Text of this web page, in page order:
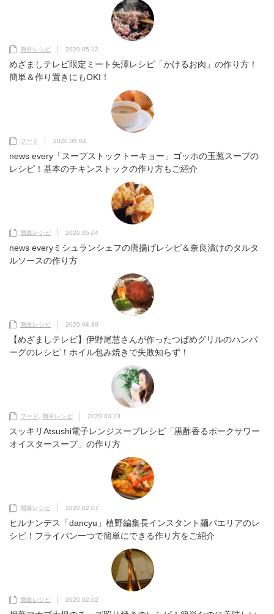
簡単レシピ 2020.05.12
めざましテレビ限定ミート矢澤レシピ「かけるお肉」の作り方！
簡単＆作り置きにもOKI！
フード 2020.05.04
news every「スープストックトーキョー」ゴッホの玉葱スープの
レシピ！基本のチキンストックの作り方もご紹介
簡単レシピ 2020.05.04
news everyミシュランシェフの唐揚げレシピ＆奈良漬けのタルタ
ルソースの作り方
簡単レシピ 2020.04.30
【めざましテレビ】伊野尾慧さんが作ったつばめグリルのハンバ
ーグのレシピ！ホイル包み焼きで失敗知らず！
フード 簡単レシピ 2020.03.23
スッキリAtsushi電子レンジスープレシピ「黒酢香るポークサワー
オイスタースープ」の作り方
簡単レシピ 2020.02.07
ヒルナンデス「dancyu」植野編集長インスタント麺パエリアのレ
シピ！フライパン一つで簡単にできる作り方をご紹介
簡単レシピ 2020.02.02